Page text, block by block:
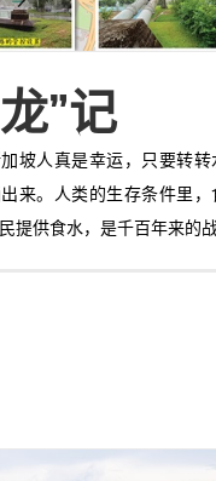
”记
坡人真是幸运，只要转
来。人类的生存条件里，
提供食水，是千百年来的